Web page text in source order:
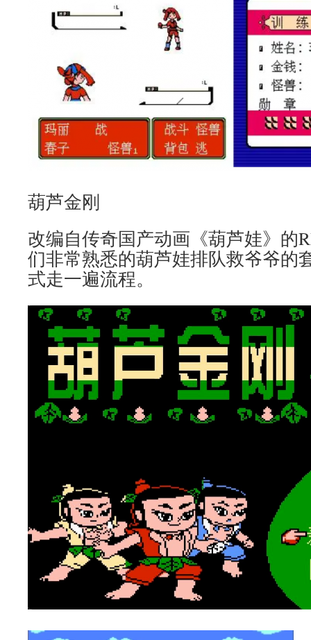
葫芦金刚
改编自传奇国产动画《葫芦娃》的
们非常熟悉的葫芦娃排队救爷爷的
式走一遍流程。